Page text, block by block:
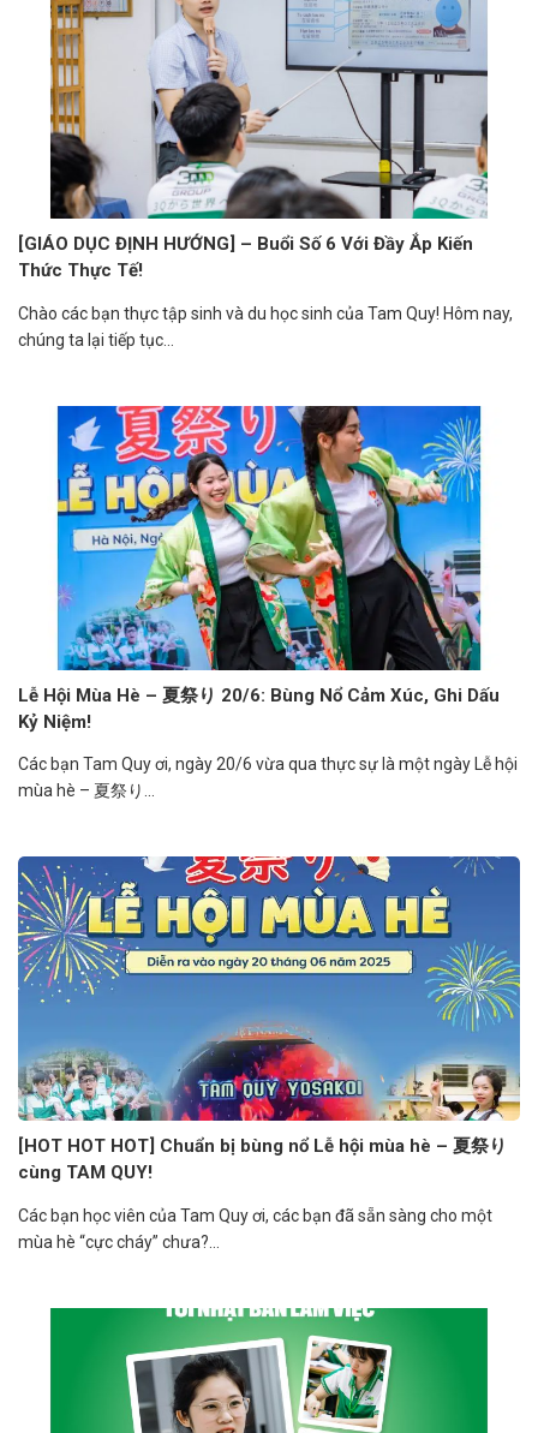
[GIÁO DỤC ĐỊNH HƯỚNG] – Buổi Số 6 Với Đầy Ắp Kiến
Thức Thực Tế!
Chào các bạn thực tập sinh và du học sinh của Tam Quy! Hôm nay,
chúng ta lại tiếp tục...
Lễ Hội Mùa Hè – 夏祭り 20/6: Bùng Nổ Cảm Xúc, Ghi Dấu
Kỷ Niệm!
Các bạn Tam Quy ơi, ngày 20/6 vừa qua thực sự là một ngày Lễ hội
mùa hè – 夏祭り...
[HOT HOT HOT] Chuẩn bị bùng nổ Lễ hội mùa hè – 夏祭り
cùng TAM QUY!
Các bạn học viên của Tam Quy ơi, các bạn đã sẵn sàng cho một
mùa hè “cực cháy” chưa?...